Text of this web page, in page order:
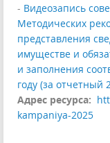
- Видеозапись
Методических
представления
имуществе и
и заполнения
году (за отчетный
Адрес ресурса:
kampaniya-2025